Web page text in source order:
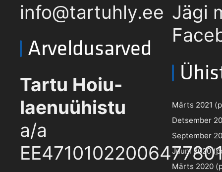
info@tartuhly.ee
Arveldusarved
Tartu Hoiu-
laenuühistu
a/a
Jägi
Märts 2021
Detsember
September
Juuni 2020
Märts 2020